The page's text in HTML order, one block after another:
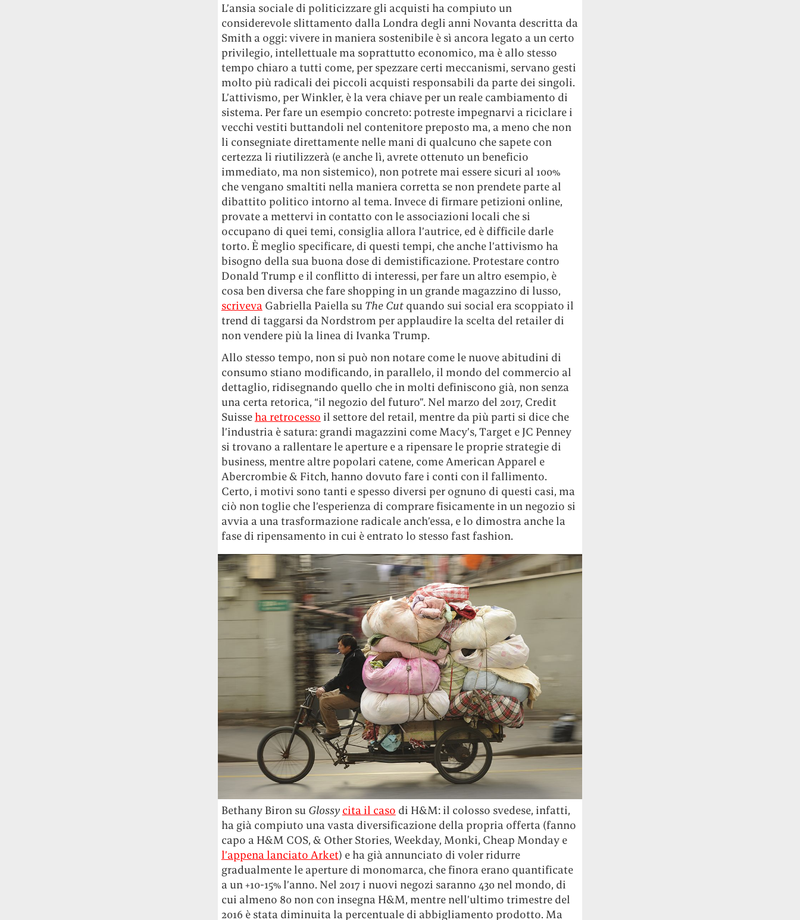
L’ansia sociale di politicizzare gli acquisti ha compiuto un
considerevole slittamento dalla Londra degli anni Novanta descritta da
Smith a oggi: vivere in maniera sostenibile è sì ancora legato a un certo
privilegio, intellettuale ma soprattutto economico, ma è allo stesso
tempo chiaro a tutti come, per spezzare certi meccanismi, servano gesti
molto più radicali dei piccoli acquisti responsabili da parte dei singoli.
L’attivismo, per Winkler, è la vera chiave per un reale cambiamento di
sistema. Per fare un esempio concreto: potreste impegnarvi a riciclare i
vecchi vestiti buttandoli nel contenitore preposto ma, a meno che non
li consegniate direttamente nelle mani di qualcuno che sapete con
certezza li riutilizzerà (e anche lì, avrete ottenuto un beneficio
immediato, ma non sistemico), non potrete mai essere sicuri al 100%
che vengano smaltiti nella maniera corretta se non prendete parte al
dibattito politico intorno al tema. Invece di firmare petizioni online,
provate a mettervi in contatto con le associazioni locali che si
occupano di quei temi, consiglia allora l’autrice, ed è difficile darle
torto. È meglio specificare, di questi tempi, che anche l’attivismo ha
bisogno della sua buona dose di demistificazione. Protestare contro
Donald Trump e il conflitto di interessi, per fare un altro esempio, è
cosa ben diversa che fare shopping in un grande magazzino di lusso,
scrivevaGabriella Paiella su The Cutquando sui social era scoppiato il
trend di taggarsi da Nordstrom per applaudire la scelta del retailer di
non vendere più la linea di Ivanka Trump.
Allo stesso tempo, non si può non notare come le nuove abitudini di
consumo stiano modificando, in parallelo, il mondo del commercio al
dettaglio, ridisegnando quello che in molti definiscono già, non senza
una certa retorica, “il negozio del futuro”. Nel marzo del 2017, Credit
Suisse ha retrocesso il settore del retail, mentre da più parti si dice che
l’industria è satura: grandi magazzini come Macy’s, Target e JC Penney
si trovano a rallentare le aperture e a ripensare le proprie strategie di
business, mentre altre popolari catene, come American Apparel e
Abercrombie & Fitch, hanno dovuto fare i conti con il fallimento.
Certo, i motivi sono tanti e spesso diversi per ognuno di questi casi, ma
ciò non toglie che l’esperienza di comprare fisicamente in un negozio si
avvia a una trasformazione radicale anch’essa, e lo dimostra anche la
fase di ripensamento in cui è entrato lo stesso fast fashion.
Bethany Biron su Glossy cita il caso di H&M: il colosso svedese, infatti,
ha già compiuto una vasta diversificazione della propria offerta (fanno
capo a H&M COS, & Other Stories, Weekday, Monki, Cheap Monday e
l’appena lanciato Arket) e ha già annunciato di voler ridurre
gradualmente le aperture di monomarca, che finora erano quantificate
a un +10-15% l’anno. Nel 2017 i nuovi negozi saranno 430 nel mondo, di
cui almeno 80 non con insegna H&M, mentre nell’ultimo trimestre del
2016 è stata diminuita la percentuale di abbigliamento prodotto. Ma